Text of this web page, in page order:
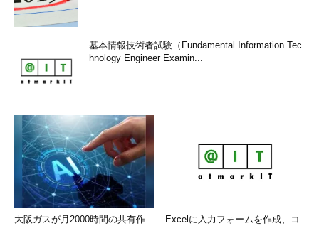
基本情報技術者試験（Fundamental Information Tec
hnology Engineer Examin...
大阪ガスが月2000時間の共有作
Excelに入力フォームを作成、コ